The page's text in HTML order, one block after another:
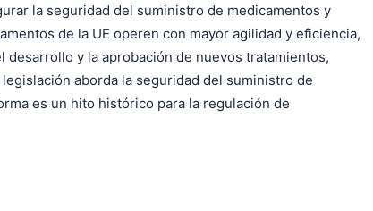
la seguridad del suministro de medicamentos y
de la UE operen con mayor agilidad y eficiencia,
y la aprobación de nuevos tratamientos,
aborda la seguridad del suministro de
es un hito histórico para la regulación de